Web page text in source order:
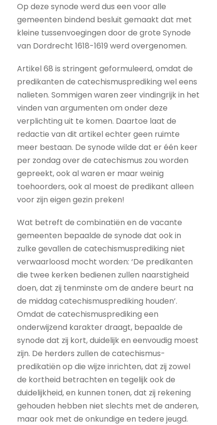
Op deze synode werd dus een voor alle
gemeenten bindend besluit gemaakt dat met
kleine tussenvoegingen door de grote Synode
van Dordrecht 1618-1619 werd overgenomen.
Artikel 68 is stringent geformuleerd, omdat de
predikanten de catechismus­prediking wel eens
nalieten. Sommigen waren zeer vindingrijk in het
vinden van argumenten om onder deze
verplichting uit te komen. Daartoe laat de
redactie van dit artikel echter geen ruimte
meer bestaan. De synode wilde dat er één keer
per zondag over de catechismus zou worden
gepreekt, ook al waren er maar weinig
toehoorders, ook al moest de predikant alleen
voor zijn eigen gezin preken!
Wat betreft de combinatiën en de vacante
gemeenten bepaalde de synode dat ook in
zulke gevallen de catechismusprediking niet
verwaarloosd mocht worden: ‘De predikanten
die twee kerken bedienen zullen naarstigheid
doen, dat zij tenminste om de andere beurt na
de middag catechismusprediking houden’.
Omdat de catechismusprediking een
onderwijzend karakter draagt, bepaalde de
synode dat zij kort, duidelijk en eenvoudig moest
zijn. De herders zullen de catechismus-
predikatiën op die wijze inrichten, dat zij zowel
de kortheid betrachten en tegelijk ook de
duidelijkheid, en kunnen tonen, dat zij rekening
gehouden hebben niet slechts met de anderen,
maar ook met de onkundige en tedere jeugd.